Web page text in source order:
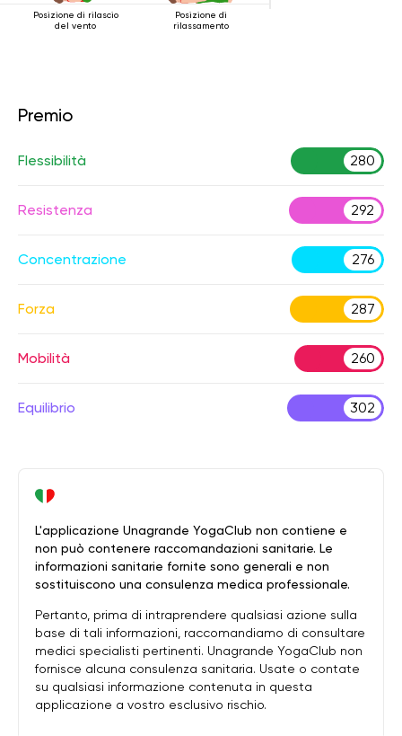
Posizione di rilascio
del vento
Posizione di
rilassamento
Premio
Flessibilità 280
Resistenza 292
Concentrazione 276
Forza 287
Mobilità 260
Equilibrio 302
L'applicazione Unagrande YogaClub non contiene e
non può contenere raccomandazioni sanitarie. Le
informazioni sanitarie fornite sono generali e non
sostituiscono una consulenza medica professionale.
Pertanto, prima di intraprendere qualsiasi azione sulla
base di tali informazioni, raccomandiamo di consultare
medici specialisti pertinenti. Unagrande YogaClub non
fornisce alcuna consulenza sanitaria. Usate o contate
su qualsiasi informazione contenuta in questa
applicazione a vostro esclusivo rischio.